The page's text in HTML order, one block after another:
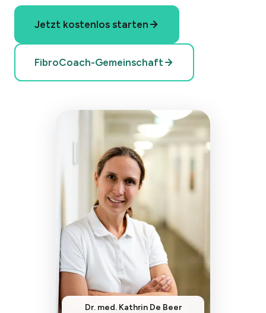
Jetzt kostenlos starten
FibroCoach-Gemeinschaft
Dr. med. Kathrin De Beer